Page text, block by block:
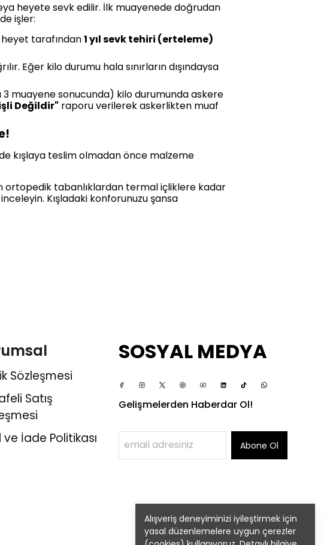
Alışveriş deneyiminizi iyileştirmek için
yasal düzenlemelere uygun çerezler
heyete sevk edilir. İlk muayenede doğrudan
işler:
heyet tarafından1 yıl sevk tehiri (erteleme)
Eğer kilo durumu hala sınırların dışındaysa
muayene sonucunda) kilo durumunda askere
Değildir" raporu verilerek askerlikten muaf
kışlaya teslim olmadan önce malzeme
ortopedik tabanlıklardan termal içliklere kadar
Kışladaki konforunuzu şansa
Sözleşmesi
Satış
İade Politikası
SOSYAL MEDYA
Gelişmelerden Haberdar Ol!
Abone Ol